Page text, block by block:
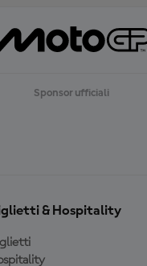
Sponsor ufficiali
& Hospitality